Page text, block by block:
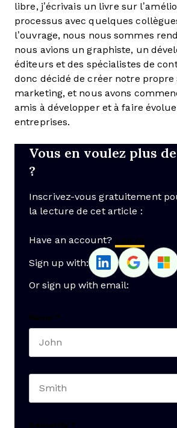
libre, j’écrivais un livre sur
processus avec quelques
l’ouvrage, nous nous sommes
nous avions un graphiste, un
éditeurs et des spécialistes de
donc décidé de créer notre propre
marketing, et nous avons
amis à développer et à faire
entreprises.
Vous en voulez plus
?
Inscrivez-vous gratuitement
la lecture de cet article :
Have an account? Log In
Sign up with:
Or sign up with email:
Name *
Seniority *